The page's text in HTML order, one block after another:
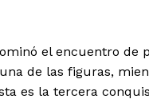
el encuentro de
de las figuras,
es la tercera